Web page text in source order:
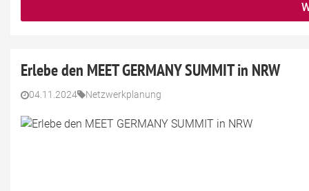
Erlebe den MEET GERMANY SUMMIT in NRW
04.11.2024 Netzwerkplanung